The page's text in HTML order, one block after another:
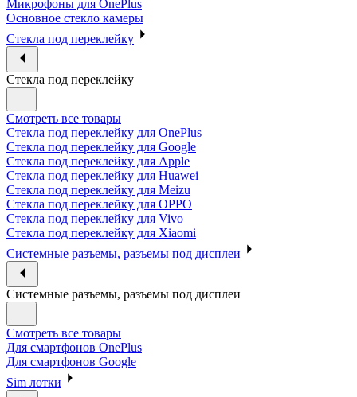
Микрофоны для OnePlus
Основное стекло камеры
Стекла под переклейку
Стекла под переклейку
Смотреть все товары
Стекла под переклейку для OnePlus
Стекла под переклейку для Google
Стекла под переклейку для Apple
Стекла под переклейку для Huawei
Стекла под переклейку для Meizu
Стекла под переклейку для OPPO
Стекла под переклейку для Vivo
Стекла под переклейку для Xiaomi
Системные разъемы, разъемы под дисплеи
Системные разъемы, разъемы под дисплеи
Смотреть все товары
Для смартфонов OnePlus
Для смартфонов Google
Sim лотки